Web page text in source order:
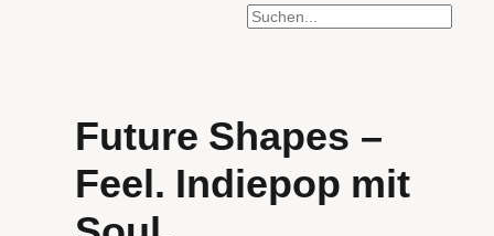
SUCHEN
Future Shapes –
Feel. Indiepop mit